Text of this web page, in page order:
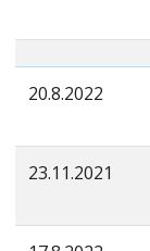
20.8.2022
23.11.2021